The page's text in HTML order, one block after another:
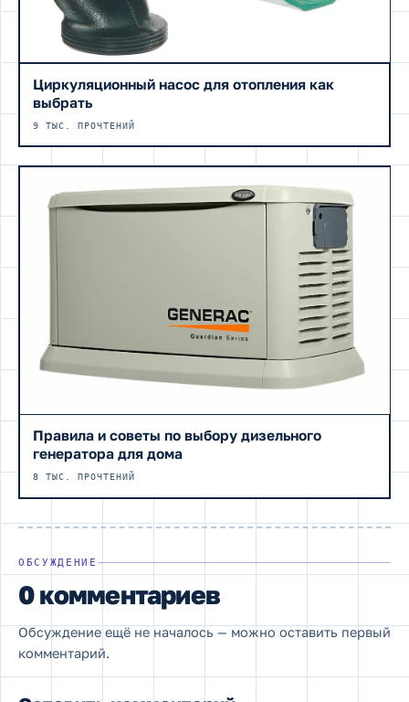
Циркуляционный насос для отопления как
выбрать
9 ТЫС. ПРОЧТЕНИЙ
Правила и советы по выбору дизельного
генератора для дома
8 ТЫС. ПРОЧТЕНИЙ
ОБСУЖДЕНИЕ
0 комментариев
Обсуждение ещё не началось — можно оставить первый
комментарий.